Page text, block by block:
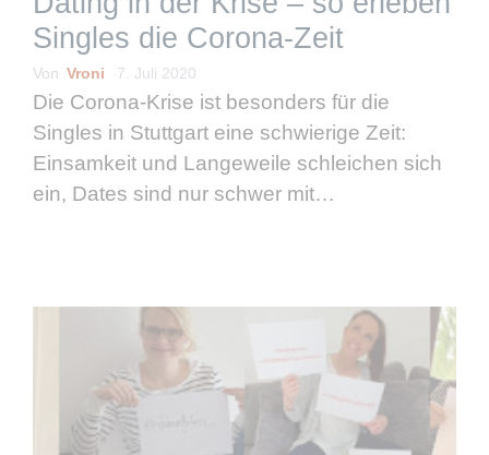
Singles die Corona-Zeit
Von Vroni 7. Juli 2020
Die Corona-Krise ist besonders für die
Singles in Stuttgart eine schwierige Zeit:
Einsamkeit und Langeweile schleichen sich
ein, Dates sind nur schwer mit